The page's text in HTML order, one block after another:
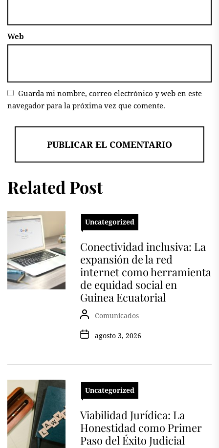
Web
Guarda mi nombre, correo electrónico y web en este
navegador para la próxima vez que comente.
Related Post
Uncategorized
Conectividad inclusiva: La
expansión de la red
internet como herramienta
de equidad social en
Guinea Ecuatorial
Comunicados
agosto 3, 2026
Uncategorized
Viabilidad Jurídica: La
Honestidad como Primer
Paso del Éxito Judicial